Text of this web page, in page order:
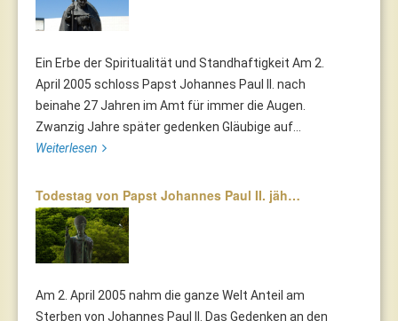
Ein Erbe der Spiritualität und Standhaftigkeit Am 2.
April 2005 schloss Papst Johannes Paul II. nach
beinahe 27 Jahren im Amt für immer die Augen.
Zwanzig Jahre später gedenken Gläubige auf...
Weiterlesen
Todestag von Papst Johannes Paul II. jäh…
Am 2. April 2005 nahm die ganze Welt Anteil am
Sterben von Johannes Paul II. Das Gedenken an den